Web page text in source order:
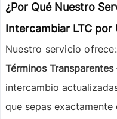
¿Por Qué Nuestro
Intercambiar LTC por
Nuestro servicio ofrece:
Términos Transparentes
intercambio
que sepas exactamente